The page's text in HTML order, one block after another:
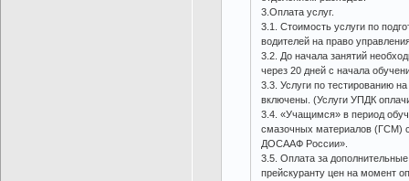
3.Оплата услуг.
3.1. Стоимость услуги по
водителей на право
3.2. До начала занятий
через 20 дней с начала
3.3. Услуги по тестированию
включены. (Услуги УПДК
3.4. «Учащимся» в период
смазочных материалов (ГСМ)
ДОСААФ России».
3.5. Оплата за
прейскуранту цен на момент